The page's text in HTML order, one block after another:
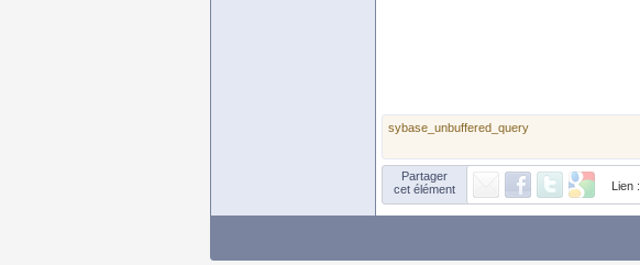
sybase_unbuffered_query
Partager
cet élément
Lien :